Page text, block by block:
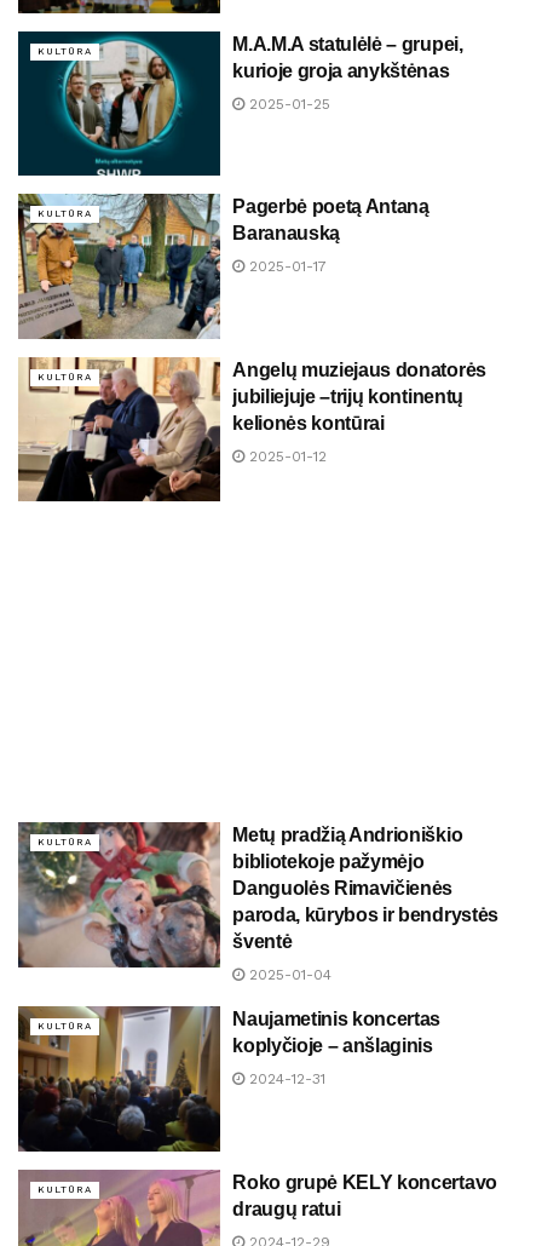
KULTŪRA
M.A.M.A statulėlė – grupei,
kurioje groja anykštėnas
2025-01-25
KULTŪRA
Pagerbė poetą Antaną
Baranauską
2025-01-17
KULTŪRA
Angelų muziejaus donatorės
jubiliejuje –trijų kontinentų
kelionės kontūrai
2025-01-12
KULTŪRA
Metų pradžią Andrioniškio
bibliotekoje pažymėjo
Danguolės Rimavičienės
paroda, kūrybos ir bendrystės
šventė
2025-01-04
KULTŪRA
Naujametinis koncertas
koplyčioje – anšlaginis
2024-12-31
KULTŪRA
Roko grupė KELY koncertavo
draugų ratui
2024-12-29